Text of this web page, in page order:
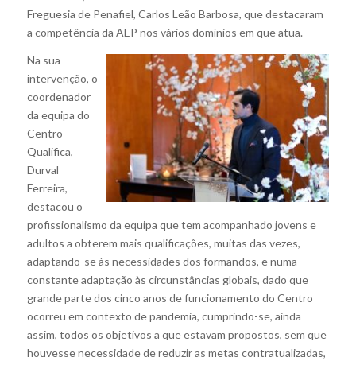
Freguesia de Penafiel, Carlos Leão Barbosa, que destacaram
a competência da AEP nos vários domínios em que atua.
Na sua
intervenção, o
coordenador
da equipa do
Centro
Qualifica,
Durval
Ferreira,
destacou o
profissionalismo da equipa que tem acompanhado jovens e
adultos a obterem mais qualificações, muitas das vezes,
adaptando-se às necessidades dos formandos, e numa
constante adaptação às circunstâncias globais, dado que
grande parte dos cinco anos de funcionamento do Centro
ocorreu em contexto de pandemia, cumprindo-se, ainda
assim, todos os objetivos a que estavam propostos, sem que
houvesse necessidade de reduzir as metas contratualizadas,